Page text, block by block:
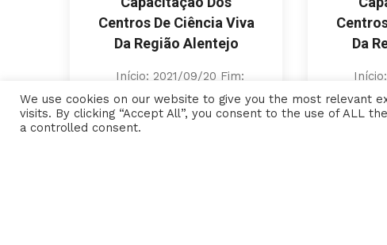
Centros De Ciência Viva
Da Região Alentejo
Início: 2021/09/20 Fim:
2021/12/17 Cód. Aviso:
ALT20-64-2021-52
Da
2021/
We use cookies on our website to give you the most relevant
visits. By clicking “Accept All”, you consent to the use of ALL
a controlled consent.